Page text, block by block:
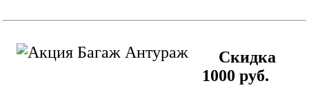
Скидка
1000 руб.